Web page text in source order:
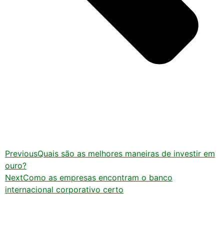
PreviousQuais são as melhores maneiras de investir em
ouro?
NextComo as empresas encontram o banco
internacional corporativo certo